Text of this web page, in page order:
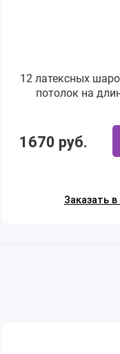
12 латексных
потолок на
1670 руб.
Заказать